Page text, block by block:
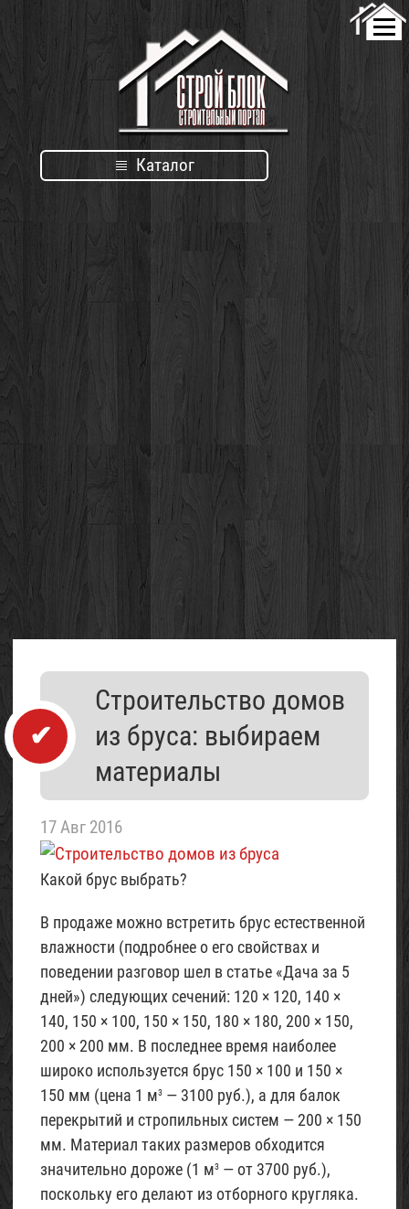
Каталог
Строительство домов
из бруса: выбираем
материалы
17 Авг 2016
Какой брус выбрать?
В продаже можно встретить брус естественной
влажности (подробнее о его свойствах и
поведении разговор шел в статье «Дача за 5
дней») следующих сечений: 120 × 120, 140 ×
140, 150 × 100, 150 × 150, 180 × 180, 200 × 150,
200 × 200 мм. В последнее время наиболее
широко используется брус 150 × 100 и 150 ×
150 мм (цена 1 м3 — 3100 руб.), а для балок
перекрытий и стропильных систем — 200 × 150
мм. Материал таких размеров обходится
значительно дороже (1 м3 — от 3700 руб.),
поскольку его делают из отборного кругляка.
Каталог
организаций
Проект
летнего
домика
(с
фото)
07
Май
2017
Проект
трехэтажного
домика
для
соток
(с
фото)